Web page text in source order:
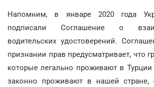
Напомним, в январе 2020 года
подписали Соглашение о
водительских удостоверений.
признании прав предусматривает, что
которые легально проживают в Турции
законно проживают в нашей стране,